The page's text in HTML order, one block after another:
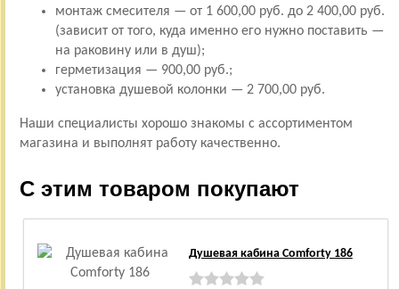
монтаж смесителя — от 1 600,00 руб. до 2 400,00 руб.
(зависит от того, куда именно его нужно поставить —
на раковину или в душ);
герметизация — 900,00 руб.;
установка душевой колонки — 2 700,00 руб.
Наши специалисты хорошо знакомы с ассортиментом
магазина и выполнят работу качественно.
С этим товаром покупают
Душевая кабина Comforty 186